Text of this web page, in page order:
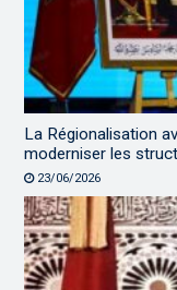
La Régionalisation
moderniser les
23/06/2026